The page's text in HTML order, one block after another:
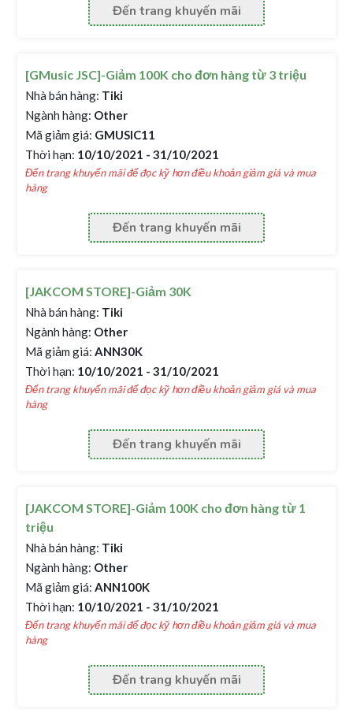
Đến trang khuyến mãi
[GMusic JSC]-Giảm 100K cho đơn hàng từ 3 triệu
Nhà bán hàng: Tiki
Ngành hàng: Other
Mã giảm giá: GMUSIC11
Thời hạn: 10/10/2021 - 31/10/2021
Đến trang khuyến mãi để đọc kỹ hơn điều khoản giảm giá và mua
hàng
Đến trang khuyến mãi
[JAKCOM STORE]-Giảm 30K
Nhà bán hàng: Tiki
Ngành hàng: Other
Mã giảm giá: ANN30K
Thời hạn: 10/10/2021 - 31/10/2021
Đến trang khuyến mãi để đọc kỹ hơn điều khoản giảm giá và mua
hàng
Đến trang khuyến mãi
[JAKCOM STORE]-Giảm 100K cho đơn hàng từ 1
triệu
Nhà bán hàng: Tiki
Ngành hàng: Other
Mã giảm giá: ANN100K
Thời hạn: 10/10/2021 - 31/10/2021
Đến trang khuyến mãi để đọc kỹ hơn điều khoản giảm giá và mua
hàng
Đến trang khuyến mãi